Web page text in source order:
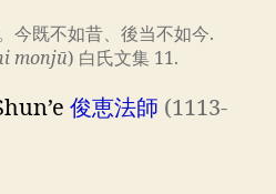
今既不如昔、後当不如今.
monjū) 白氏文集 11.
俊恵法師 (1113-